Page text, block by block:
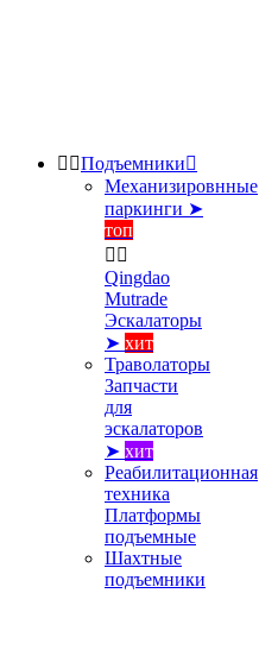
 Подъемники
Механизировнные
паркинги ➤
топ
 
Qingdao
Mutrade
Эскалаторы
➤ хит
Траволаторы
Запчасти
для
эскалаторов
➤ хит
Реабилитационная
техника
Платформы
подъемные
Шахтные
подъемники